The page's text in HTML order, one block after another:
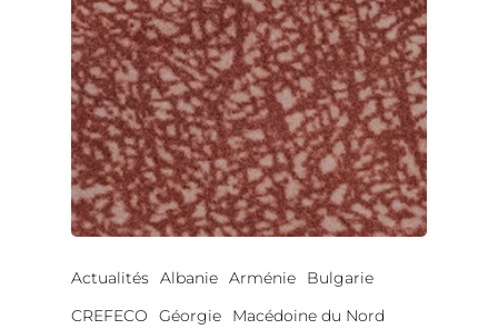
Actualités Albanie Arménie
Bulgarie
CREFECO
Géorgie
Macédoine du Nord